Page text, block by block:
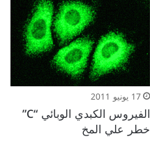
17 يونيو 2011
الفيروس الكبدي الوبائي “C”
خطر علي المخ